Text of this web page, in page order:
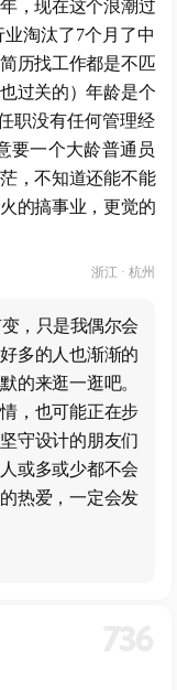
，现在这个浪潮过
淘汰了7个月了中
历找工作都是不匹
过关的）年龄是个
职没有任何管理经
要一个大龄普通员
，不知道还能不能
的搞事业，更觉的
浙江 · 杭州
，只是我偶尔会
多的人也渐渐的
的来逛一逛吧。
，也可能正在步
守设计的朋友们
或多或少都不会
热爱，一定会发